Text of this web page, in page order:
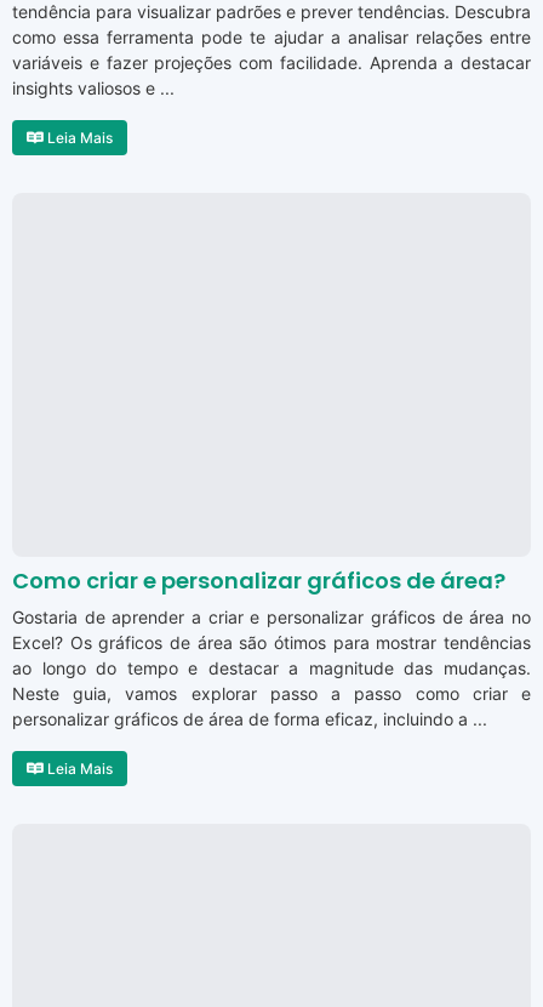
tendência para visualizar padrões e prever tendências. Descubra
como essa ferramenta pode te ajudar a analisar relações entre
variáveis e fazer projeções com facilidade. Aprenda a destacar
insights valiosos e ...
Leia Mais
Como criar e personalizar gráficos de área?
Gostaria de aprender a criar e personalizar gráficos de área no
Excel? Os gráficos de área são ótimos para mostrar tendências
ao longo do tempo e destacar a magnitude das mudanças.
Neste guia, vamos explorar passo a passo como criar e
personalizar gráficos de área de forma eficaz, incluindo a ...
Leia Mais